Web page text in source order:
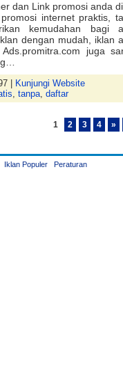
dan Link promosi anda
internet praktis,
kemudahan bagi
dengan mudah, iklan
juga
|
Kunjungi Website
, tanpa, daftar
1 2 3 4 »
Iklan Populer Peraturan